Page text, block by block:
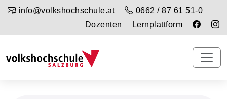
info@volkshochschule.at
0662 / 87 61 51-0
Dozenten
Lernplattform